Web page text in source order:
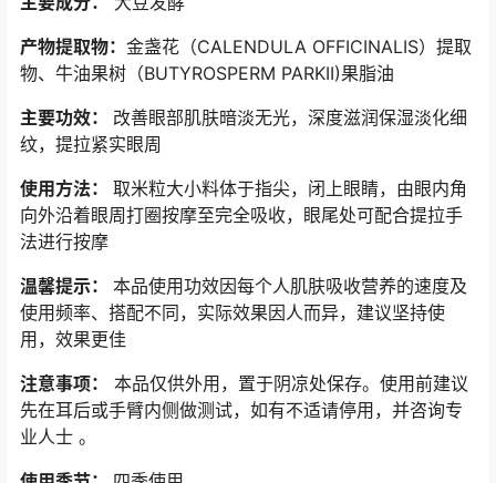
产物提取物： 金盏花（CALENDULA OFFICINALIS）提取
物、牛油果树（BUTYROSPERM PARKII)果脂油
主要功效： 改善眼部肌肤暗淡无光，深度滋润保湿淡化细
纹，提拉紧实眼周
使用方法： 取米粒大小料体于指尖，闭上眼睛，由眼内角
向外沿着眼周打圈按摩至完全吸收，眼尾处可配合提拉手
法进行按摩
温馨提示： 本品使用功效因每个人肌肤吸收营养的速度及
使用频率、搭配不同，实际效果因人而异，建议坚持使
用，效果更佳
注意事项：
本品仅供外用，置于阴凉处保存。使用前建议
先在耳后或手臂内侧做测试，如有不适请停用，并咨询专
业人士 。